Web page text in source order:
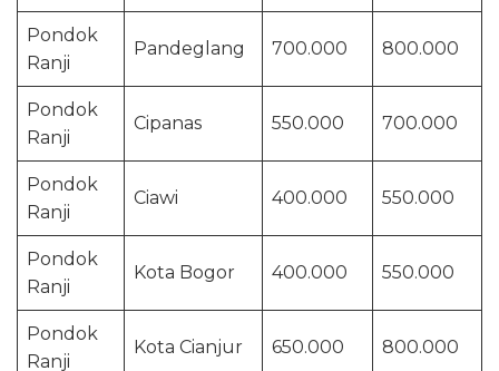
Pondok
Ranji
Pandeglang 700.000 800.000
Pondok
Ranji
Cipanas 550.000 700.000
Pondok
Ranji
Ciawi 400.000 550.000
Pondok
Ranji
Kota Bogor 400.000 550.000
Pondok
Ranji
Kota Cianjur 650.000 800.000